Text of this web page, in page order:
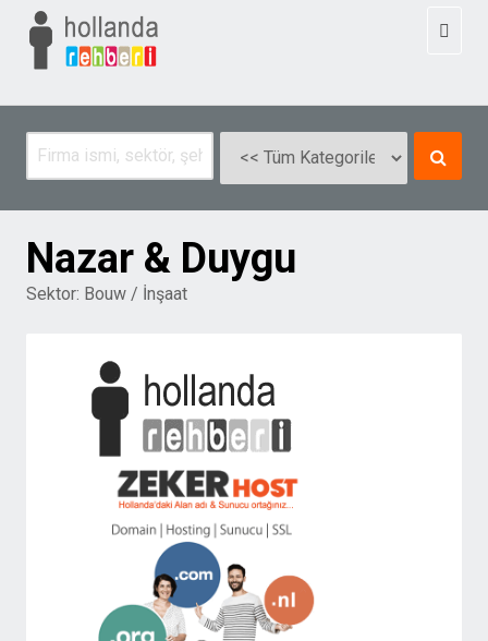
Nazar & Duygu
Sektor: Bouw / İnşaat